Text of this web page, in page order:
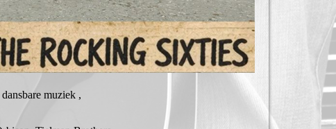
muziek ,